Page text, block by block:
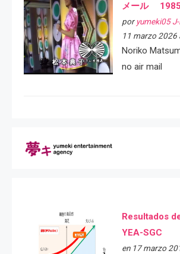
メール
por yumeki05
11 marzo 2026
Noriko
no air mail
Resultados
YEA-SGC
en 17 marzo